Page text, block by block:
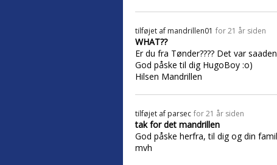
tilføjet af mandrillen01 for 21 år siden
WHAT??
Er du fra Tønder???? Det var
God påske til dig HugoBoy :o)
Hilsen Mandrillen
tilføjet af parsec for 21 år siden
tak for det mandrillen
God påske herfra, til dig og din
mvh